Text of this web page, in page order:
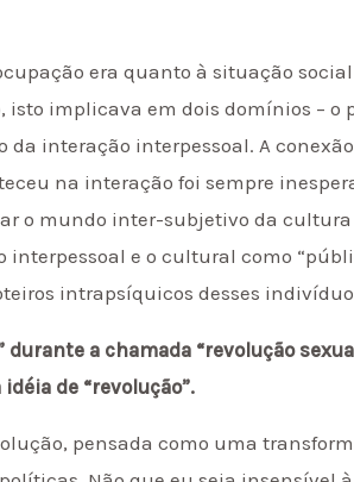
era quanto à situação
implicava em dois domínios – o
interação interpessoal. A
na interação foi sempre
o mundo inter-subjetivo da
interpessoal e o cultural como
intrapsíquicos desses
a chamada “revolução
de “revolução”.
pensada como uma